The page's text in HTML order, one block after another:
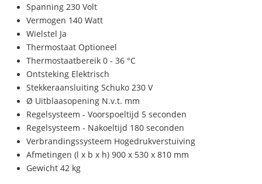
Spanning 230 Volt
Vermogen 140 Watt
Wielstel Ja
Thermostaat Optioneel
Thermostaatbereik 0 - 36 °C
Ontsteking Elektrisch
Stekkeraansluiting Schuko 230 V
Ø Uitblaasopening N.v.t. mm
Regelsysteem - Voorspoeltijd 5 seconden
Regelsysteem - Nakoeltijd 180 seconden
Verbrandingssysteem Hogedrukverstuiving
Afmetingen (l x b x h) 900 x 530 x 810 mm
Gewicht 42 kg